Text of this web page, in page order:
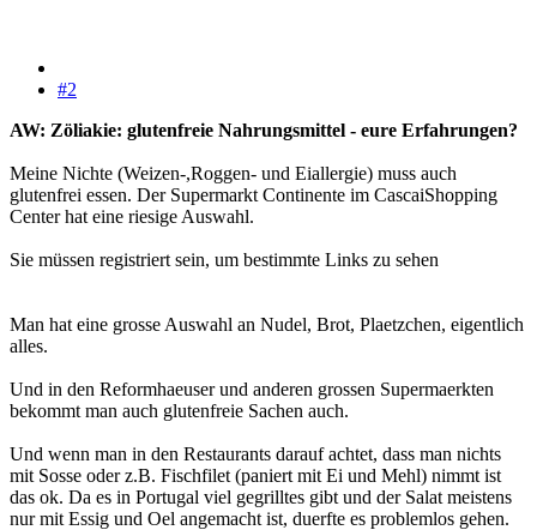
#2
AW: Zöliakie: glutenfreie Nahrungsmittel - eure Erfahrungen?
Meine Nichte (Weizen-,Roggen- und Eiallergie) muss auch
glutenfrei essen. Der Supermarkt Continente im CascaiShopping
Center hat eine riesige Auswahl.
Sie müssen registriert sein, um bestimmte Links zu sehen
Man hat eine grosse Auswahl an Nudel, Brot, Plaetzchen, eigentlich
alles.
Und in den Reformhaeuser und anderen grossen Supermaerkten
bekommt man auch glutenfreie Sachen auch.
Und wenn man in den Restaurants darauf achtet, dass man nichts
mit Sosse oder z.B. Fischfilet (paniert mit Ei und Mehl) nimmt ist
das ok. Da es in Portugal viel gegrilltes gibt und der Salat meistens
nur mit Essig und Oel angemacht ist, duerfte es problemlos gehen.